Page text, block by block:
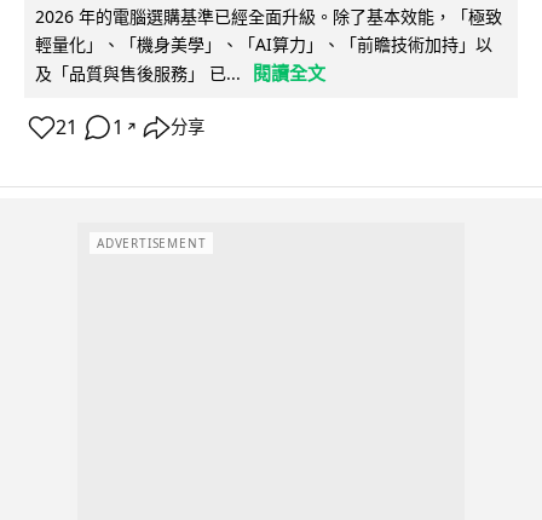
2026 年的電腦選購基準已經全面升級。除了基本效能，「極致
輕量化」、「機身美學」、「AI算力」、「前瞻技術加持」以
及「品質與售後服務」 已...
閱讀全文
21 1 ↗ 分享
ADVERTISEMENT